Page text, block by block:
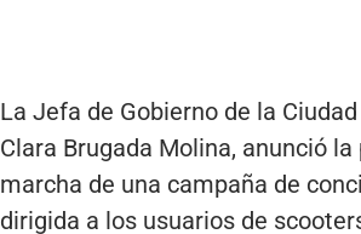
La Jefa de Gobierno de la
Clara Brugada Molina, anunció la
marcha de una campaña de
dirigida a los usuarios de